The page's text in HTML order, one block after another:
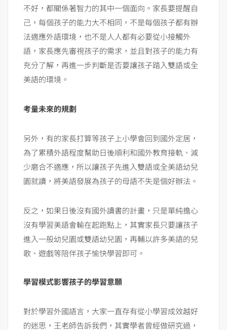
不好，都關係著智力的其中一個面向。家長要提醒自
己，每個孩子的能力大不相同，不是每個孩子都有辦
法適應外語環境，也不是人人都有必要從小接觸外
語，家長應先審視孩子的需求，並且對孩子的能力有
充分了解，再進一步判斷是否要讓孩子踏入雙語或全
美語的環境。
考量未來的規劃
另外，有的家長打算等孩子上小學會回到國外定居，
為了累積外語程度幫助日後順利和國外教育接軌、減
少磨合不適應，所以讓孩子先進入雙語或全美語幼兒
園就讀，將美語發展為孩子的母語不失是個好辦法。
反之，如果日後沒有國外讀書的計畫，只是單純擔心
沒有學習美語會輸在起跑點上，其實家長只要讓孩子
進入一般幼兒園或雙語幼兒園，再輔以許多美語的兒
歌、遊戲等陪伴孩子愉快學習即可。
學習模式影響孩子的學習意願
對於學習外國語言，大家一直存有從小學習成效越好
的迷思，王老師告訴我們，其實學者曾經做研究過，